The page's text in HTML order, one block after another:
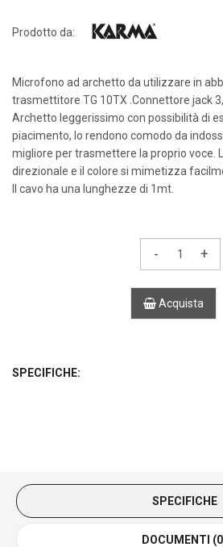
Prodotto da:
Microfono ad archetto da utilizzare in
trasmettitore TG 10TX .Connettore jack
Archetto leggerissimo con possibilità di
piacimento, lo rendono comodo da
migliore per trasmettere la proprio voce.
direzionale e il colore si mimetizza
Il cavo ha una lunghezze di 1mt.
- +
Acquista
SPECIFICHE:
SPECIFICHE
DOCUMENTI